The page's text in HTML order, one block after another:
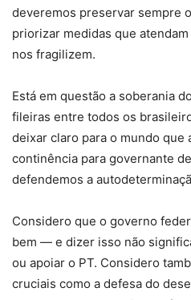
deveremos preservar sempre
priorizar medidas que
nos fragilizem.
Está em questão a soberania
fileiras entre todos os
deixar claro para o mundo que
continência para governante
defendemos a
Considero que o governo
bem — e dizer isso não
ou apoiar o PT. Considero
cruciais como a defesa do